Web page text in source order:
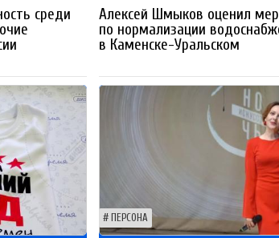
среди
Алексей Шмыков оценил
по нормализации
в Каменске-Уральском
ПЕРСОНА